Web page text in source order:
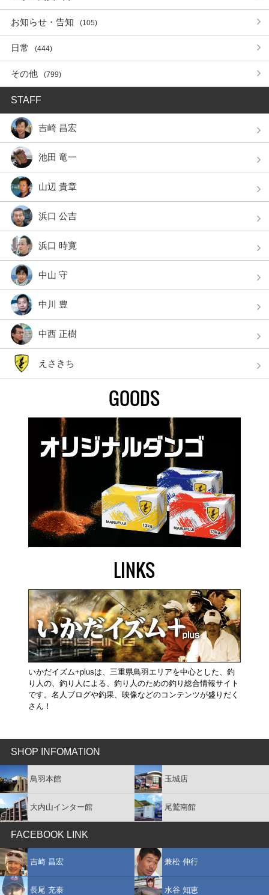
お知らせ・告知 (105)
日常 (444)
その他 (799)
STAFF
吉崎 昌宏
池田 竜一
山辺 貴章
浜口 公吉
浜口 時寛
中山 守
中川 豊
中西 正樹
えさきち
GOODS
LINKS
いかだイズム+plusは、三重県鳥羽エリアを中心とした、釣
り人の、釣り人による、釣り人のための釣り総合情報サイト
です。名人ブログや釣果、映像などのコンテンツが盛りだく
さん！
SHOP INFOMATION
鳥羽本館 玉城店
大内山インター館 尾鷲南館
FACEBOOK LINK
吉崎 昌宏 兼松 伸行
長尾 充泰 水谷 知恵